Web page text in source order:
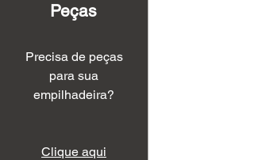
Peças
Precisa de peças
para sua
empilhadeira?
Clique aqui